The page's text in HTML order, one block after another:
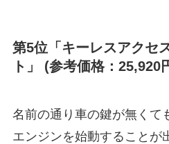
第5位「キーレスアクセ
ト」 (参考価格：25,920
名前の通り車の鍵が無くて
エンジンを始動することが